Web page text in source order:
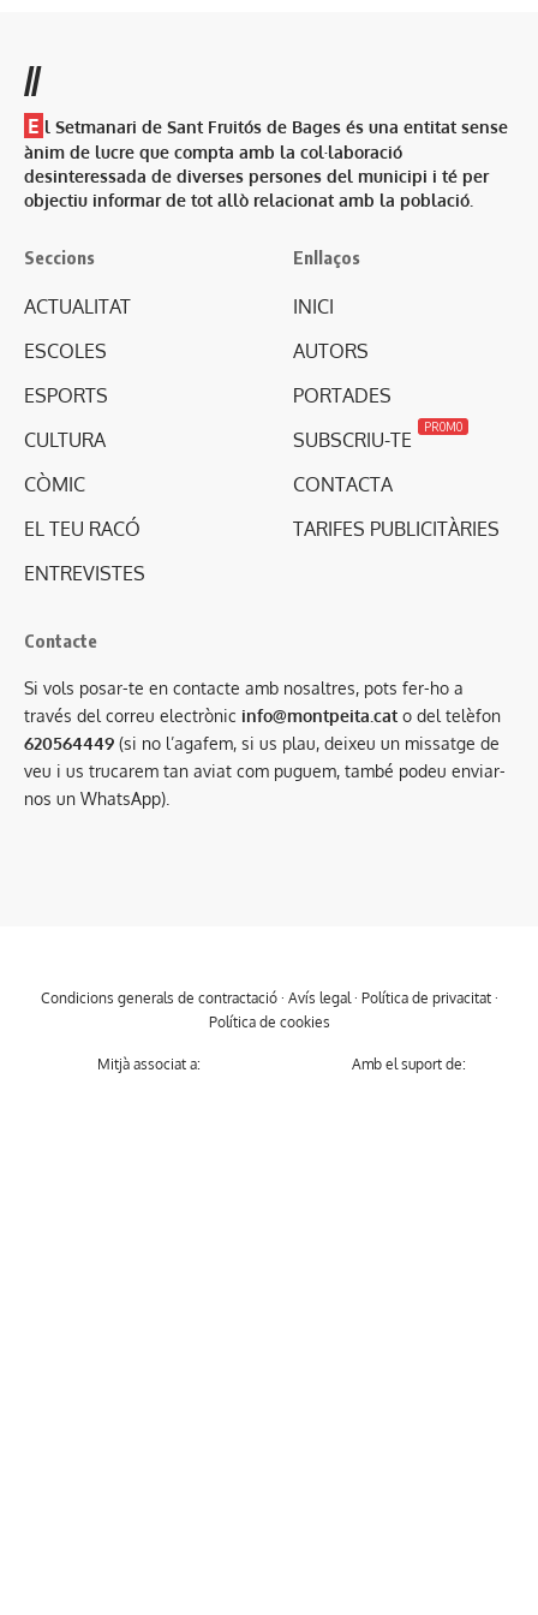
//
E l Setmanari de Sant Fruitós de Bages és una entitat sense
ànim de lucre que compta amb la col·laboració
desinteressada de diverses persones del municipi i té per
objectiu informar de tot allò relacionat amb la població.
Seccions
ACTUALITAT
ESCOLES
ESPORTS
CULTURA
CÒMIC
EL TEU RACÓ
ENTREVISTES
Enllaços
INICI
AUTORS
PORTADES
SUBSCRIU-TE
PROMO
CONTACTA
TARIFES PUBLICITÀRIES
Contacte
Si vols posar-te en contacte amb nosaltres, pots fer-ho a
través del correu electrònic info@montpeita.cat o del telèfon
620564449 (si no l’agafem, si us plau, deixeu un missatge de
veu i us trucarem tan aviat com puguem, també podeu enviar-
nos un WhatsApp).
Condicions generals de contractació· Avís legal · Política de privacitat·
Política de cookies
Mitjà associat a: Amb el suport de: